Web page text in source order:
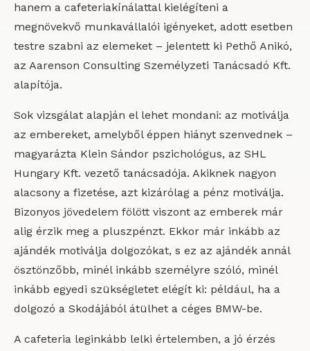
hanem a cafeteriakínálattal kielégíteni a
megnövekvő munkavállalói igényeket, adott esetben
testre szabni az elemeket – jelentett ki Pethő Anikó,
az Aarenson Consulting Személyzeti Tanácsadó Kft.
alapítója.
Sok vizsgálat alapján el lehet mondani: az motiválja
az embereket, amelyből éppen hiányt szenvednek –
magyarázta Klein Sándor pszichológus, az SHL
Hungary Kft. vezető tanácsadója. Akiknek nagyon
alacsony a fizetése, azt kizárólag a pénz motiválja.
Bizonyos jövedelem fölött viszont az emberek már
alig érzik meg a pluszpénzt. Ekkor már inkább az
ajándék motiválja dolgozókat, s ez az ajándék annál
ösztönzőbb, minél inkább személyre szóló, minél
inkább egyedi szükségletet elégít ki: például, ha a
dolgozó a Skodájából átülhet a céges BMW-be.
A cafeteria leginkább lelki értelemben, a jó érzés